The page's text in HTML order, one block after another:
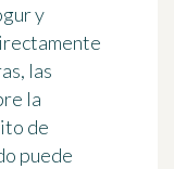
y
las
la
de
puede